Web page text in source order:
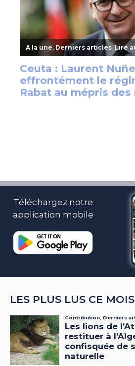
Téléchargez notre
application mobile
LES PLUS LUS CE MOIS